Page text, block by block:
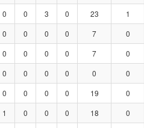
0 0 3 0 23 1
0 0 0 0 7 0
0 0 0 0 7 0
0 0 0 0 0 0
0 0 0 0 19 0
1 0 0 0 18 0